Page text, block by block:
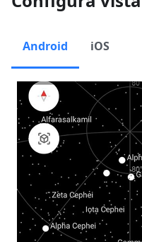
Android iOS